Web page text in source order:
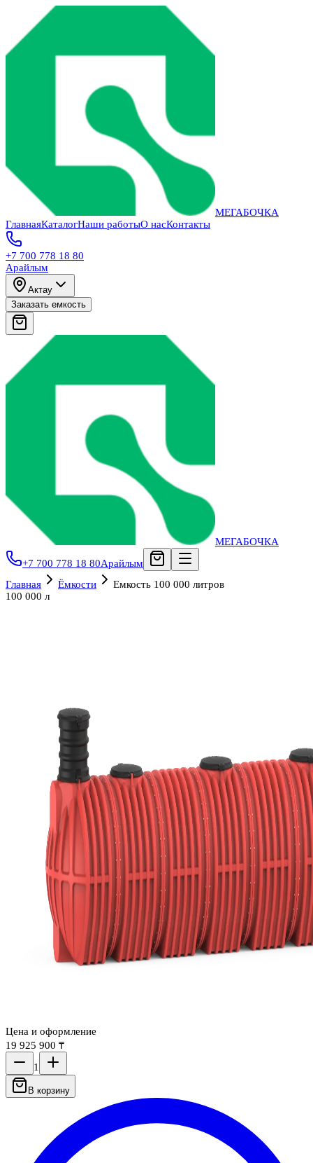
МЕГАБОЧКА
ГлавнаяКаталогНаши работыО насКонтакты
+7 700 778 18 80
Арайлым
Актау
Заказать емкость
МЕГАБОЧКА
+7 700 778 18 80Арайлым
Главная
Ёмкости
Емкость 100 000 литров
100 000 л
Цена и оформление
19 925 900 ₸
1
В корзину